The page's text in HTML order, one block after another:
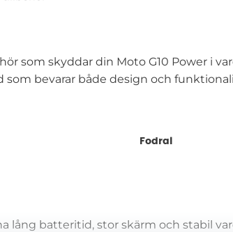
som skyddar din Moto G10 Power i
bevarar både design och
Fodral
lång batteritid, stor skärm och stabil